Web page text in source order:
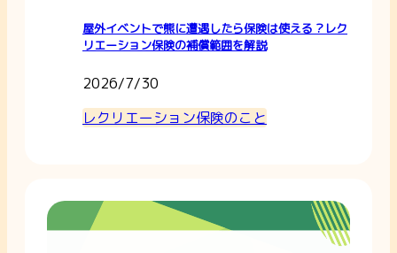
屋外イベントで熊に遭遇したら保険は使える？レク
リエーション保険の補償範囲を解説
2026/7/30
レクリエーション保険のこと